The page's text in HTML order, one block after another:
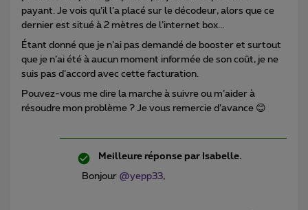
payant. Je vois qu’il l’a placé sur le décodeur, alors que ce
dernier est situé à 2 mètres de l’internet box...
Étant donné que je n’ai pas demandé de booster et surtout
que je n’ai été à aucun moment informée de son coût, je ne
suis pas d’accord avec cette facturation.
Pouvez-vous me dire la marche à suivre ou m’aider à
résoudre mon problème ? Je vous remercie d’avance 😊
Meilleure réponse par Isabelle.
Bonjour @yepp33,